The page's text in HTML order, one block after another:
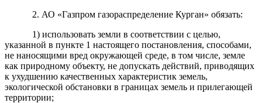
2. АО «Газпром газораспределение Курган» обязать:
1) использовать земли в соответствии с целью,
указанной в пункте 1 настоящего постановления, способами,
не наносящими вред окружающей среде, в том числе, земле
как природному объекту, не допускать действий, приводящих
к ухудшению качественных характеристик земель,
экологической обстановки в границах земель и прилегающей
территории;